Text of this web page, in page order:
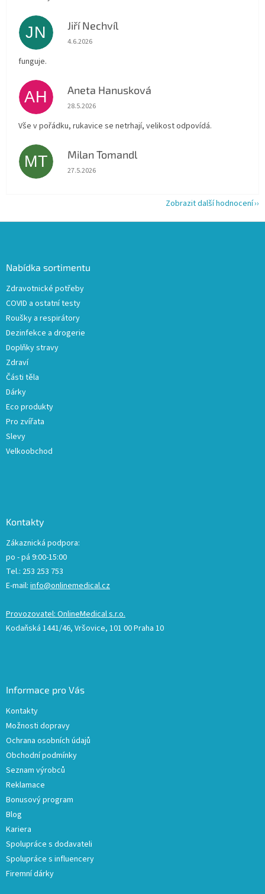
JN Jiří Nechvíl
Hodnocení obchodu je 5 z 5 hvězdiček.
4.6.2026
funguje.
AH Aneta Hanusková
Hodnocení obchodu je 5 z 5 hvězdiček.
28.5.2026
Vše v pořádku, rukavice se netrhají, velikost odpovídá.
MT Milan Tomandl
Hodnocení obchodu je 5 z 5 hvězdiček.
27.5.2026
Zobrazit další hodnocení
Nabídka sortimentu
Zdravotnické potřeby
COVID a ostatní testy
Roušky a respirátory
Dezinfekce a drogerie
Doplňky stravy
Zdraví
Části těla
Dárky
Eco produkty
Pro zvířata
Slevy
Velkoobchod
Kontakty
Zákaznická podpora:
po - pá 9:00-15:00
Tel.: 253 253 753
E-mail: info@onlinemedical.cz
Provozovatel: OnlineMedical s.r.o.
Kodaňská 1441/46, Vršovice, 101 00 Praha 10
Informace pro Vás
Kontakty
Možnosti dopravy
Ochrana osobních údajů
Obchodní podmínky
Seznam výrobců
Reklamace
Bonusový program
Blog
Kariera
Spolupráce s dodavateli
Spolupráce s influencery
Firemní dárky